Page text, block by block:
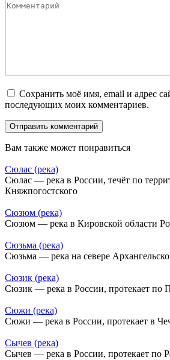
Сохранить моё имя, email и адрес
последующих моих комментариев.
Вам также может понравиться
Сюлас (река)
Сюлас — река в России, течёт по
Княжпогостского
Сюзюм (река)
Сюзюм — река в Кировской области
Сюзьма (река)
Сюзьма — река на севере
Сюзик (река)
Сюзик — река в России, протекает по
Сюжи (река)
Сюжи — река в России, протекает в
Сычев (река)
Сычев — река в России, протекает по